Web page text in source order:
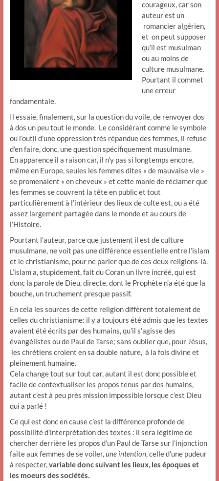
courageux, car son
auteur est un
romancier algérien,
et on peut supposer
qu’il est musulman
ou au moins de
culture musulmane.
Pourtant il commet
une erreur
fondamentale.
Il essaie, finalement, sur la question du voile, de renvoyer dos
à dos un peu tout le monde. Le considérant comme le symbole
ou l’outil d’une oppression très répandue des femmes, il refuse
d’en faire, donc, une question spécifiquement musulmane.
En apparence il a raison car, il n’y pas si longtemps encore,
même en Europe, seules les femmes dites « de mauvaise vie »
se promenaient « en cheveux » et cette manie de réclamer que
les femmes se couvrent la tête en public et tout
particulièrement à l’intérieur des lieux de culte est, ou a été
assez largement partagée dans le monde et au cours de
l’Histoire.
Pourtant l’auteur, parce que justement il est de culture
musulmane, ne voit pas une différence essentielle entre l’islam
et le christianisme, pour ne parler que de ces deux religions-là.
L’islam a, stupidement, fait du Coran un livre incréé, qui est
donc la parole de Dieu, directe, dont le Prophète n’a été que la
bouche, un truchement presque passif.
En cela les sources de cette religion diffèrent totalement de
celles du christianisme: il y a toujours été admis que les textes
avaient été écrits par des humains, qu’il s’agisse des
évangélistes ou de Paul de Tarse; sans oublier que, pour Jésus,
les chrétiens croient en sa double nature, à la fois divine et
pleinement humaine.
Cela change tout sur tout car, autant il est donc possible et
facile de contextualiser les propos tenus par des humains,
autant c’est à peu près mission impossible lorsque c’est Dieu
qui a parlé !
Ce qui est donc en cause c’est la différence profonde de
possibilité d’interprétation des textes : il sera légitime de
chercher derrière les propos d’un Paul de Tarse sur l’injonction
faite aux femmes de se voiler,une intention, celle d’une pudeur
à respecter,variable donc suivant les lieux, les époques et
les moeurs des sociétés.